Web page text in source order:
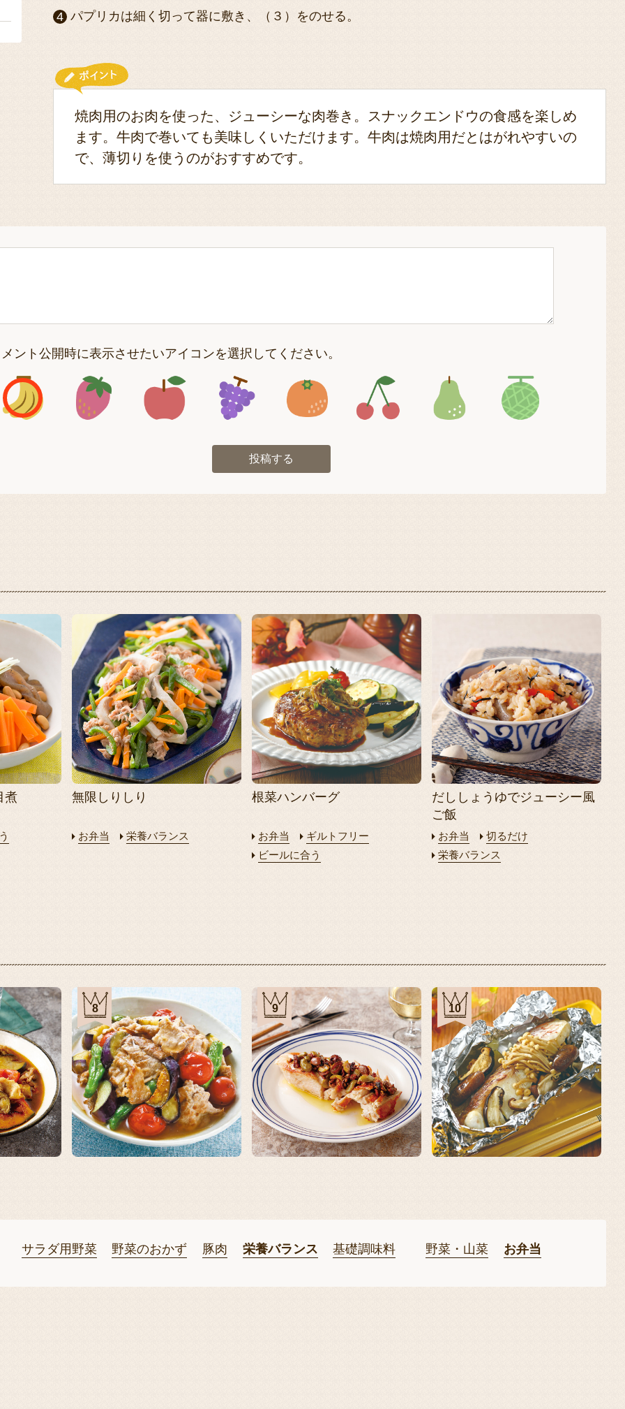
パプリカは細く切って器に敷き、（３）をのせる。
焼肉用のお肉を使った、ジューシーな肉巻き。スナックエンドウの食感を楽しめ
ます。牛肉で巻いても美味しくいただけます。牛肉は焼肉用だとはがれやすいの
で、薄切りを使うのがおすすめです。
ント公開時に表示させたいアイコンを選択してください。
アイコン1 アイコン2 アイコン3 アイコン4 アイコン5 アイコン6 アイコン7
投稿する
煮 無限しりしり
お弁当 栄養バランス
根菜ハンバーグ
お弁当
ギルトフリー
ビールに合う
だししょうゆでジューシー風
ご飯
お弁当
切るだけ
栄養バランス
8 9 10
サラダ用野菜 野菜のおかず 豚肉 栄養バランス 基礎調味料 野菜・山菜 お弁当